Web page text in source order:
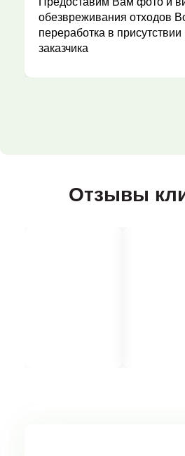
обезвреживания отходов
переработка в
заказчика
Отзывы